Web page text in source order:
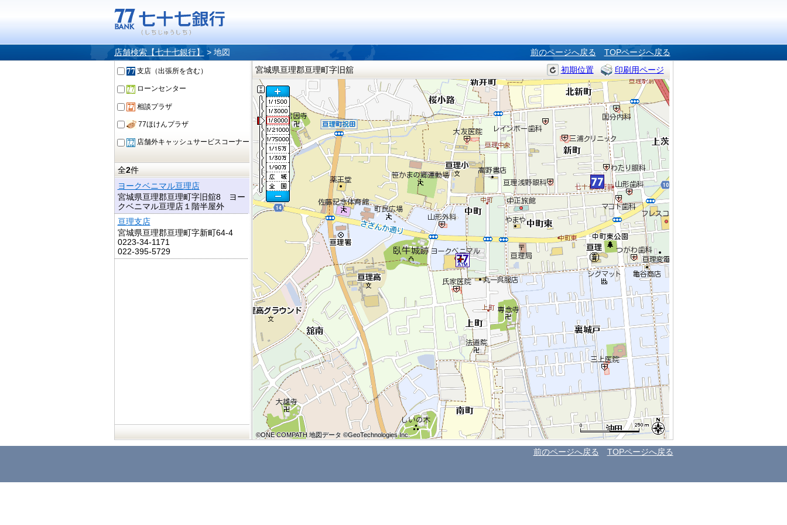
店舗検索【七十七銀行】 > 地図 前のページへ戻る TOPページへ戻る
支店（出張所を含む）
ローンセンター
相談プラザ
77ほけんプラザ
店舗外キャッシュサービスコーナー
全2件
ヨークベニマル亘理店
宮城県亘理郡亘理町字旧舘8 ヨー
クベニマル亘理店１階半屋外
亘理支店
宮城県亘理郡亘理町字新町64-4
0223-34-1171
022-395-5729
宮城県亘理郡亘理町字旧舘 初期位置 印刷用ページ
©ONE COMPATH 地図データ ©GeoTechnologies Inc.
©ONE COMPATH 地図データ ©GeoTechnologies Inc.
©ONE COMPATH 地図データ ©GeoTechnologies Inc.
©ONE COMPATH 地図データ ©GeoTechnologies Inc.
©ONE COMPATH 地図データ ©GeoTechnologies Inc.
©ONE COMPATH 地図データ ©GeoTechnologies Inc.
©ONE COMPATH 地図データ ©GeoTechnologies Inc.
©ONE COMPATH 地図データ ©GeoTechnologies Inc.
©ONE COMPATH 地図データ ©GeoTechnologies Inc.
前のページへ戻る TOPページへ戻る